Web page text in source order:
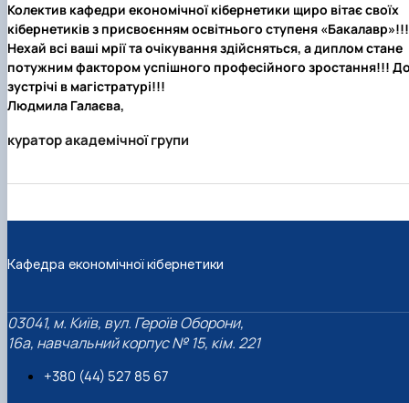
Колектив кафедри економічної кібернетики щиро вітає своїх
кібернетиків з присвоєнням освітнього ступеня «Бакалавр»!!!
Нехай всі ваші мрії та очікування здійсняться, а диплом стане
потужним фактором успішного професійного зростання!!!
зустрічі в магістратурі!!!
Людмила Галаєва,
куратор академічної групи
Кафедра економічної кібернетики
03041, м. Київ, вул. Героїв Оборони,
16а, навчальний корпус № 15, кім. 221
+380 (44) 527 85 67‬